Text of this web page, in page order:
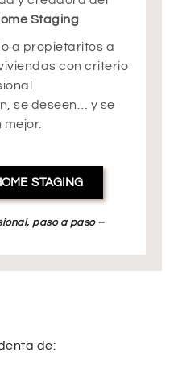
Staging
a propietaritos a
con criterio
se deseen… y se
STAGING
paso a paso –
de: